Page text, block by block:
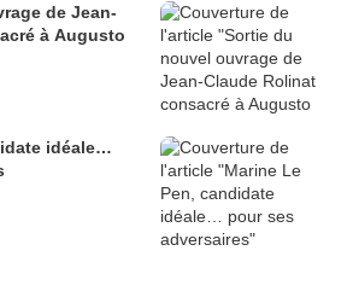
de Jean-
à Augusto
idéale…